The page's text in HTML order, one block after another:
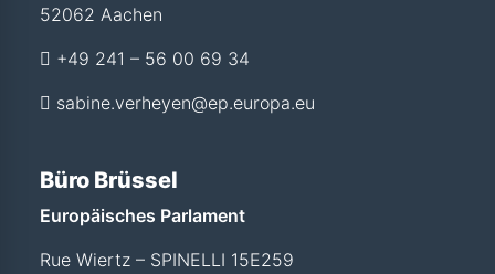
52062 Aachen
+49 241 – 56 00 69 34
sabine.verheyen@ep.europa.eu
Büro Brüssel
Europäisches Parlament
Rue Wiertz – SPINELLI 15E259